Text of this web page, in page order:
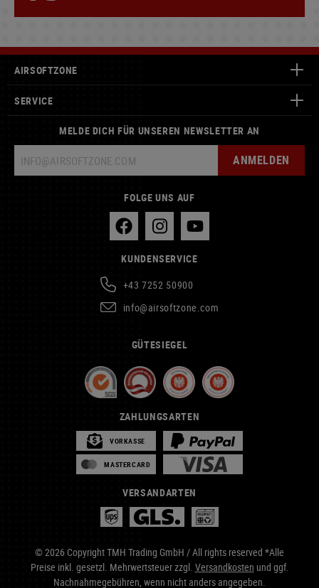
AIRSOFTZONE
SERVICE
MELDE DICH FÜR UNSEREN NEWSLETTER AN
ANMELDEN
FOLGE UNS AUF
KUNDENSERVICE
+43 7252 50900
info@airsoftzone.com
GÜTESIEGEL
ZAHLUNGSARTEN
VORKASSE
MASTERCARD
VERSANDARTEN
© 2026 Copyright TMH Trading GmbH / All rights reserved *Alle
Preise inkl. gesetzl. Mehrwertsteuer zzgl. Versandkosten und ggf.
Nachnahmegebühren, wenn nicht anders angegeben.